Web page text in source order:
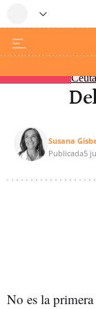
El
Susana
Publicada5
No es la